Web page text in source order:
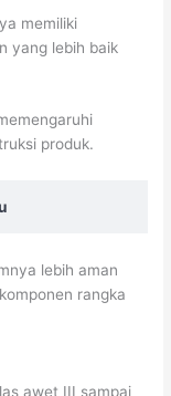
memiliki
yang lebih baik
produk.
lebih aman
rangka
awet III sampai